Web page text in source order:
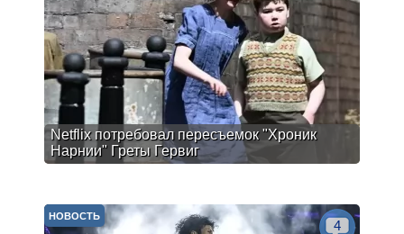
Netflix потребовал пересъемок "Хроник
Нарнии" Греты Гервиг
НОВОСТЬ
4